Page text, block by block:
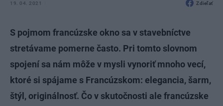
19. 04. 2021 Zdieľať
S pojmom francúzske okno sa v stavebníctve
stretávame pomerne často. Pri tomto slovnom
spojení sa nám môže v mysli vynoriť mnoho vecí,
ktoré si spájame s Francúzskom: elegancia, šarm,
štýl, originálnosť. Čo v skutočnosti ale francúzske